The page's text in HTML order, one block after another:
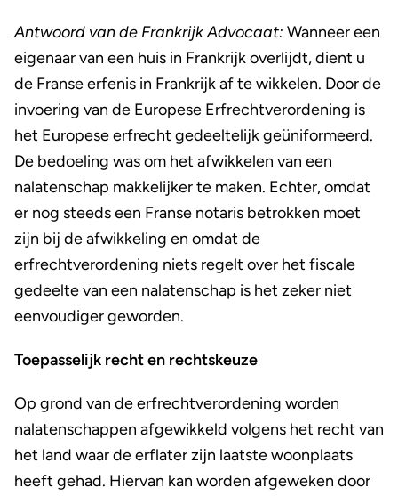
Antwoord van de Frankrijk Advocaat: Wanneer een
eigenaar van een huis in Frankrijk overlijdt, dient u
de Franse erfenis in Frankrijk af te wikkelen. Door de
invoering van de Europese Erfrechtverordening is
het Europese erfrecht gedeeltelijk geüniformeerd.
De bedoeling was om het afwikkelen van een
nalatenschap makkelijker te maken. Echter, omdat
er nog steeds een Franse notaris betrokken moet
zijn bij de afwikkeling en omdat de
erfrechtverordening niets regelt over het fiscale
gedeelte van een nalatenschap is het zeker niet
eenvoudiger geworden.
Toepasselijk recht en rechtskeuze
Op grond van de erfrechtverordening worden
nalatenschappen afgewikkeld volgens het recht van
het land waar de erflater zijn laatste woonplaats
heeft gehad. Hiervan kan worden afgeweken door